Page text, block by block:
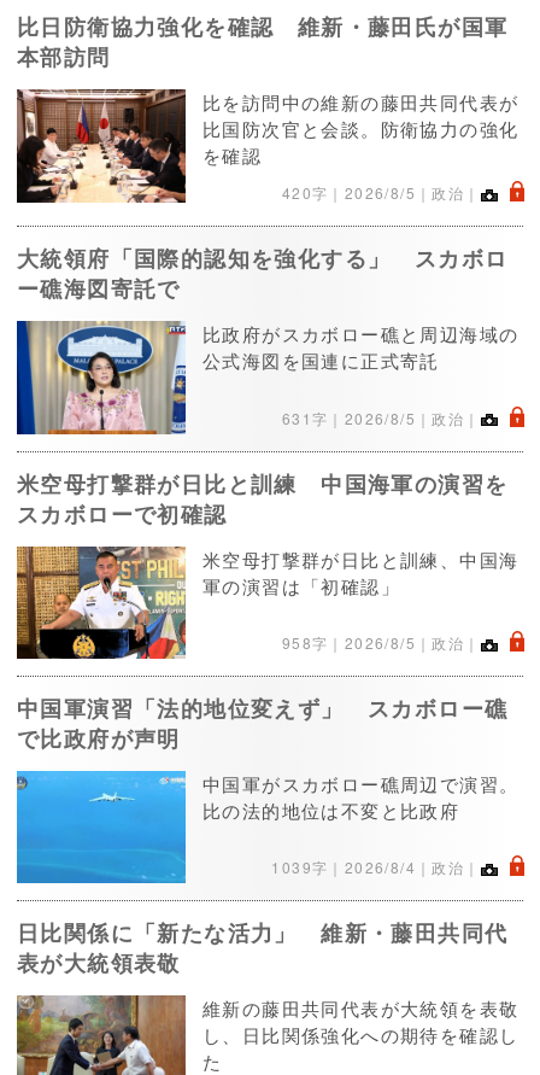
比日防衛協力強化を確認 維新・藤田氏が国軍
本部訪問
比を訪問中の維新の藤田共同代表が
比国防次官と会談。防衛協力の強化
を確認
420字｜ 2026/8/5 ｜政治｜ .
大統領府「国際的認知を強化する」 スカボロ
ー礁海図寄託で
比政府がスカボロー礁と周辺海域の
公式海図を国連に正式寄託
631字｜ 2026/8/5 ｜政治｜ .
米空母打撃群が日比と訓練 中国海軍の演習を
スカボローで初確認
米空母打撃群が日比と訓練、中国海
軍の演習は「初確認」
958字｜ 2026/8/5 ｜政治｜ .
中国軍演習「法的地位変えず」 スカボロー礁
で比政府が声明
中国軍がスカボロー礁周辺で演習。
比の法的地位は不変と比政府
1039字｜ 2026/8/4 ｜政治｜ .
日比関係に「新たな活力」 維新・藤田共同代
表が大統領表敬
維新の藤田共同代表が大統領を表敬
し、日比関係強化への期待を確認し
た